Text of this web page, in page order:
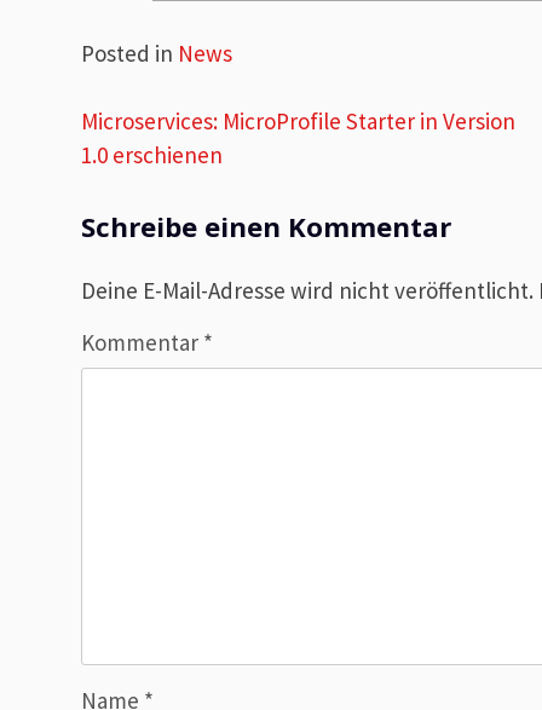
Posted in News
Beitragsnavigation
Microservices: MicroProfile Starter in Version
1.0 erschienen
Schreibe einen Kommentar
Deine E-Mail-Adresse wird nicht veröffentlicht.
Kommentar *
Name *